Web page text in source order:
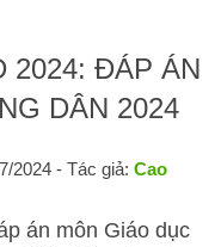
2024: ĐÁP ÁN
DÂN 2024
2024 - Tác giả: Cao
án môn Giáo dục